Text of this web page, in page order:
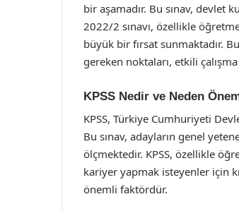
bir aşamadır. Bu sınav, devlet
2022/2 sınavı, özellikle
büyük bir fırsat sunmaktadır.
gereken noktaları, etkili
KPSS Nedir ve Neden
KPSS, Türkiye Cumhuriyeti
Bu sınav, adayların genel
ölçmektedir. KPSS, özellikle
kariyer yapmak isteyenler için
önemli faktördür.